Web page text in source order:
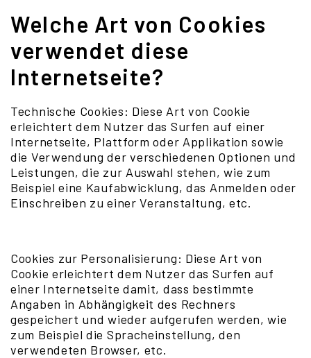
Welche Art von Cookies
verwendet diese
Internetseite?
Technische Cookies: Diese Art von Cookie
erleichtert dem Nutzer das Surfen auf einer
Internetseite, Plattform oder Applikation sowie
die Verwendung der verschiedenen Optionen und
Leistungen, die zur Auswahl stehen, wie zum
Beispiel eine Kaufabwicklung, das Anmelden oder
Einschreiben zu einer Veranstaltung, etc.
Cookies zur Personalisierung: Diese Art von
Cookie erleichtert dem Nutzer das Surfen auf
einer Internetseite damit, dass bestimmte
Angaben in Abhängigkeit des Rechners
gespeichert und wieder aufgerufen werden, wie
zum Beispiel die Spracheinstellung, den
verwendeten Browser, etc.